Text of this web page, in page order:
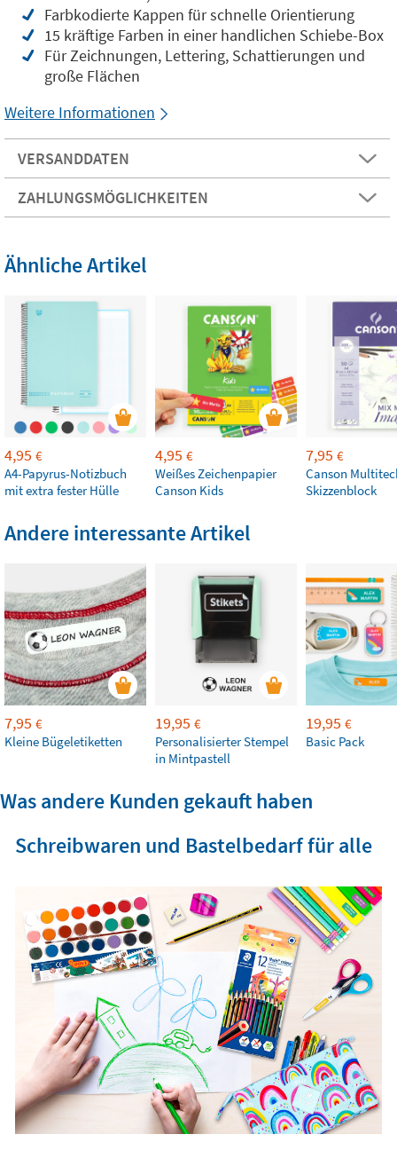
Farbkodierte Kappen für schnelle Orientierung
15 kräftige Farben in einer handlichen Schiebe-Box
Für Zeichnungen, Lettering, Schattierungen und
große Flächen
Weitere Informationen
VERSANDDATEN
ZAHLUNGSMÖGLICHKEITEN
Ähnliche Artikel
4,95 €
A4-Papyrus-Notizbuch
mit extra fester Hülle
4,95 €
Weißes Zeichenpapier
Canson Kids
7,95 €
Canson
Skizzenblock
Andere interessante Artikel
7,95 €
Kleine Bügeletiketten
19,95 €
Personalisierter Stempel
in Mintpastell
19,95 €
Basic Pack
Was andere Kunden gekauft haben
Schreibwaren und Bastelbedarf für alle